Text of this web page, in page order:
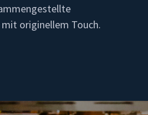
mit originellem Touch.